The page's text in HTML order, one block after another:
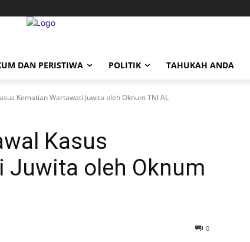
DAN PERISTIWA POLITIK TAHUKAH ANDA
Kematian Wartawati Juwita oleh Oknum TNI AL
Kasus
Juwita oleh Oknum
0